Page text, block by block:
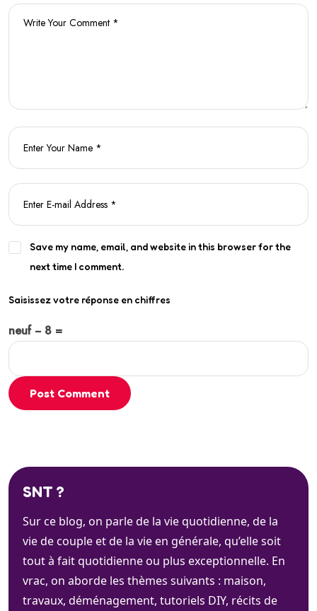
Save my name, email, and website in this browser for the
next time I comment.
Saisissez votre réponse en chiffres
neuf − 8 =
Post Comment
SNT ?
Sur ce blog, on parle de la vie quotidienne, de la
vie de couple et de la vie en générale, qu’elle soit
tout à fait quotidienne ou plus exceptionnelle. En
vrac, on aborde les thèmes suivants : maison,
travaux, déménagement, tutoriels DIY, récits de